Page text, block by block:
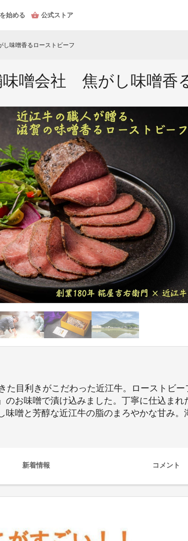
始める 公式ストア
味噌香るローストビーフ
噌会社 焦がし味噌香
た目利きがこだわった近江牛。ローストビ
のお味噌で漬け込みました。丁寧に仕込ま
味噌と芳醇な近江牛の脂のまろやかな甘み
新着情報 コメント